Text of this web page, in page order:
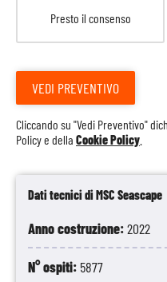
Dati tecnici di MSC Seascape
Anno costruzione:2022
N° ospiti: 5877
Presto il consenso
VEDI PREVENTIVO
Cliccando su "Vedi Preventivo"
Policye della Cookie Policy